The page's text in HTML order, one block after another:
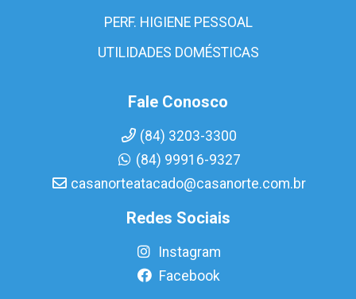
PERF. HIGIENE PESSOAL
UTILIDADES DOMÉSTICAS
Fale Conosco
(84) 3203-3300
(84) 99916-9327
casanorteatacado@casanorte.com.br
Redes Sociais
Instagram
Facebook